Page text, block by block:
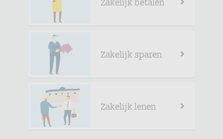
Zakelijk sparen
Zakelijk lenen